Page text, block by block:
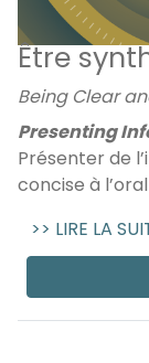
Être
Being Clear
Presenting
Présenter de
concise à l’oral
>> LIRE LA